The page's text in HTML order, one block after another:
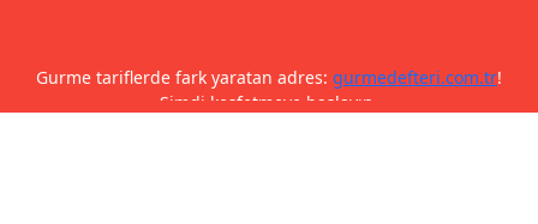
Gurme tariflerde fark yaratan adres: gurmedefteri.com.tr!
Şimdi keşfetmeye başlayın.